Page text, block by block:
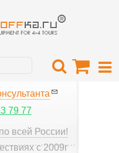
79 77
всей России!
с 2009г